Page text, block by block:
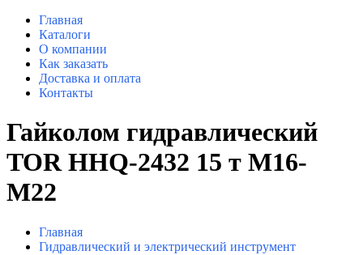
Главная
Каталоги
О компании
Как заказать
Доставка и оплата
Контакты
Гайколом гидравлический
TOR HHQ-2432 15 т M16-
M22
Главная
Гидравлический и электрический инструмент